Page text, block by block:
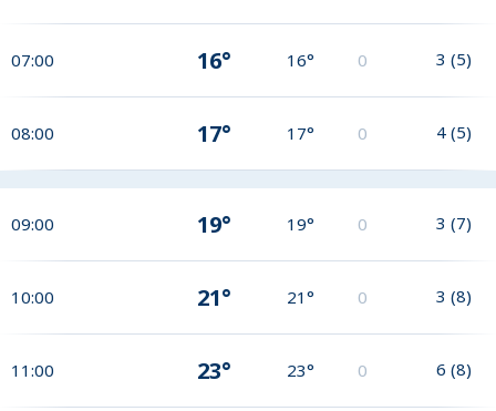
07:00 16° 16° 0 3 (5)
08:00 17° 17° 0 4 (5)
09:00 19° 19° 0 3 (7)
10:00 21° 21° 0 3 (8)
11:00 23° 23° 0 6 (8)